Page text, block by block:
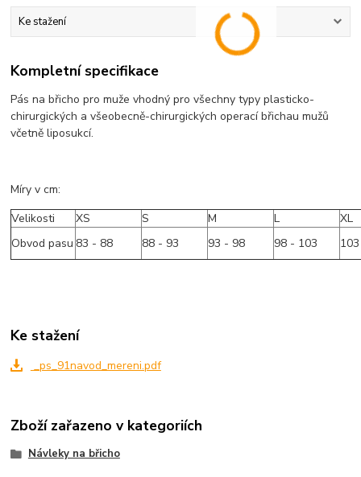
Ke stažení
Kompletní specifikace
Pás na břicho pro muže vhodný pro všechny typy plasticko-
chirurgických a všeobecně-chirurgických operací břichau mužů
včetně liposukcí.
Míry v cm:
Velikosti
XS S M L
XL
Obvod pasu 83 - 88 88 - 93 93 - 98 98 - 103
Ke stažení
_ps_91navod_mereni.pdf
Zboží zařazeno v kategoriích
Návleky na břicho